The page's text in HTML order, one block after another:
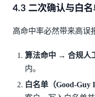
4.3 二次确认与白名
高命中率必然带来高误
算法命中 → 合规人
内。
白名单（Good-Guy